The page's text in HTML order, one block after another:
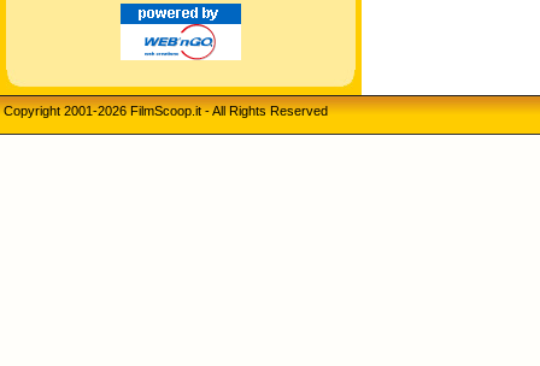
Copyright 2001-2026 FilmScoop.it - All Rights Reserved